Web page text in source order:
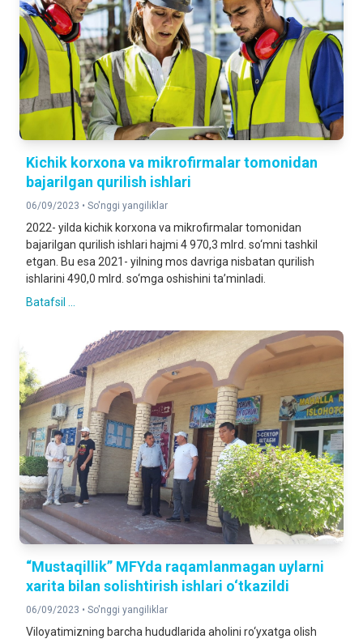
Kichik korxona va mikrofirmalar tomonidan
bajarilgan qurilish ishlari
06/09/2023 • So'nggi yangiliklar
2022- yilda kichik korxona va mikrofirmalar tomonidan
bajarilgan qurilish ishlari hajmi 4 970,3 mlrd. so‘mni tashkil
etgan. Bu esa 2021- yilning mos davriga nisbatan qurilish
ishlarini 490,0 mlrd. so‘mga oshishini ta’minladi.
Batafsil ...
“Mustaqillik” MFYda raqamlanmagan uylarni
xarita bilan solishtirish ishlari o‘tkazildi
06/09/2023 • So'nggi yangiliklar
Viloyatimizning barcha hududlarida aholini ro‘yxatga olish